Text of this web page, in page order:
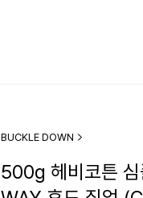
BUCKLE DOWN
500g 헤비코튼